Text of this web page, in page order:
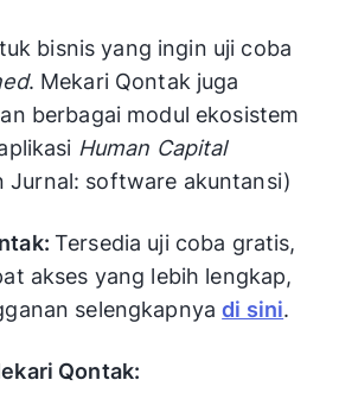
Messages,
Import
Contacts,
Leads
Extractor,
Usaha kecil
Web-based
sender, kirim
tanpa simpan
messaging
Usaha mikro
hingga kecil
bisnis yang ingin uji coba
. Mekari Qontak juga
berbagai modul ekosistem
Human Capital
Jurnal: software akuntansi)
Tersedia uji coba gratis,
akses yang lebih lengkap,
selengkapnyadi sini.
Qontak: